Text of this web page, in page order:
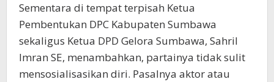
Sementara di tempat terpisah Ketua
Pembentukan DPC Kabupaten Sumbawa
sekaligus Ketua DPD Gelora Sumbawa, Sahril
Imran SE, menambahkan, partainya tidak sulit
mensosialisasikan diri. Pasalnya aktor atau